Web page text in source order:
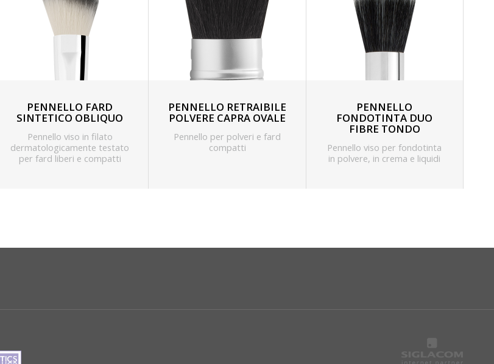
PENNELLO FARD
SINTETICO OBLIQUO
Pennello viso in filato
dermatologicamente testato
per fard liberi e compatti
PENNELLO RETRAIBILE
POLVERE CAPRA OVALE
Pennello per polveri e fard
compatti
PENNELLO
FONDOTINTA DUO
FIBRE TONDO
Pennello viso per fondotinta
in polvere, in crema e liquidi